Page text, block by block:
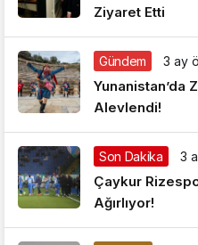
Sistem
Sistem
Ziyaret Etti
Gündem 3 ay
Yunanistan’da
Alevlendi!
Son Dakika 3
Çaykur
Ağırlıyor!